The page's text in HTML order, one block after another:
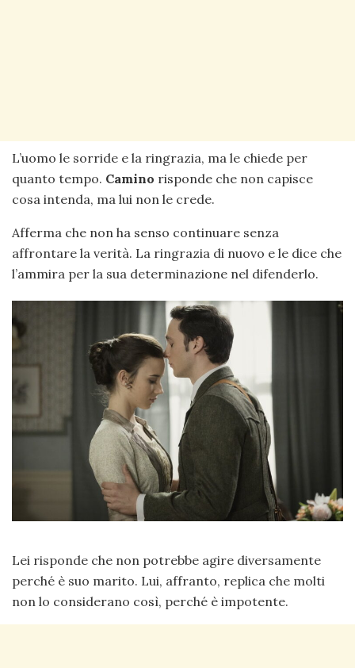
L’uomo le sorride e la ringrazia, ma le chiede per
quanto tempo. Camino risponde che non capisce
cosa intenda, ma lui non le crede.
Afferma che non ha senso continuare senza
affrontare la verità. La ringrazia di nuovo e le dice che
l’ammira per la sua determinazione nel difenderlo.
Lei risponde che non potrebbe agire diversamente
perché è suo marito. Lui, affranto, replica che molti
non lo considerano così, perché è impotente.